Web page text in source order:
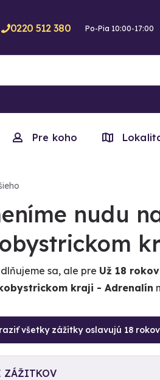
0220 512 380 Po-Pia 10:00-17:00
Pre koho
nudu
sa, ale pre Už 18
kraji - Adrenalín
všetky zážitky oslavujú 18
ZÁŽITKOV